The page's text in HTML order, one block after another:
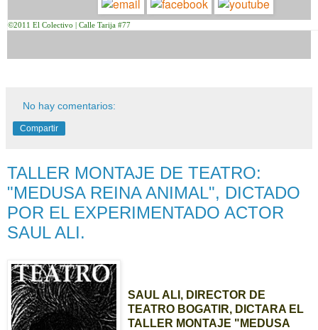
©2011 El Colectivo | Calle Tarija #77
No hay comentarios:
Compartir
TALLER MONTAJE DE TEATRO:
"MEDUSA REINA ANIMAL", DICTADO
POR EL EXPERIMENTADO ACTOR
SAUL ALI.
SAUL ALI, DIRECTOR DE
TEATRO BOGATIR, DICTARA EL
TALLER MONTAJE "MEDUSA